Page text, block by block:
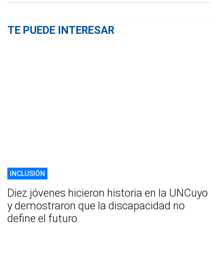
TE PUEDE INTERESAR
INCLUSIÓN
Diez jóvenes hicieron historia en la UNCuyo
y demostraron que la discapacidad no
define el futuro